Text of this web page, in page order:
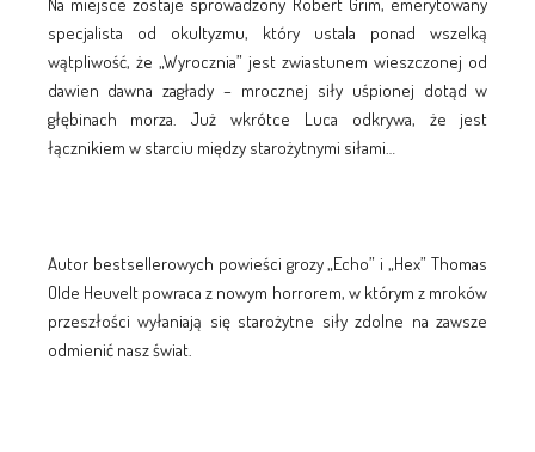
specjalista od okultyzmu, który ustala ponad wszelką
wątpliwość, że „Wyrocznia” jest zwiastunem wieszczonej od
dawien dawna zagłady – mrocznej siły uśpionej dotąd w
głębinach morza. Już wkrótce Luca odkrywa, że jest
łącznikiem w starciu między starożytnymi siłami…
Autor bestsellerowych powieści grozy „Echo” i „Hex” Thomas
Olde Heuvelt powraca z nowym horrorem, w którym z mroków
przeszłości wyłaniają się starożytne siły zdolne na zawsze
odmienić nasz świat.